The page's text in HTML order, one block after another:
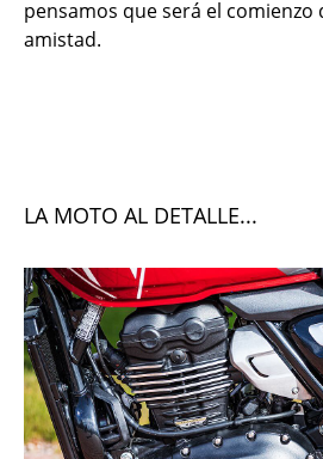
pensamos que será el comienzo
amistad.
LA MOTO AL DETALLE...